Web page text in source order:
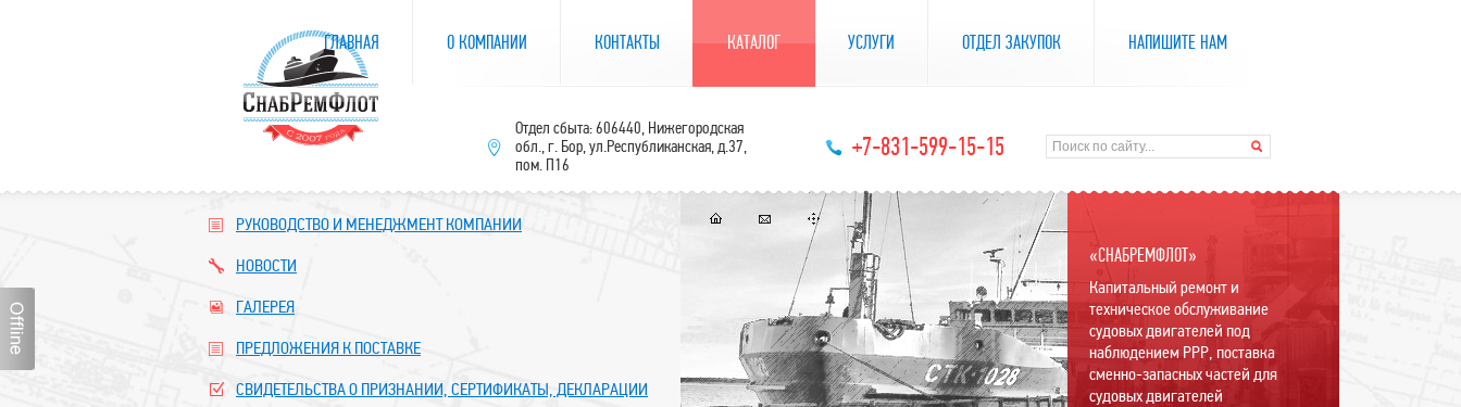
РУКОВОДСТВО И МЕНЕДЖМЕНТ КОМПАНИИ
НОВОСТИ
ГАЛЕРЕЯ
ПРЕДЛОЖЕНИЯ К ПОСТАВКЕ
СВИДЕТЕЛЬСТВА О ПРИЗНАНИИ, СЕРТИФИКАТЫ, ДЕКЛАРАЦИИ
«СНАБРЕМФЛОТ»
Капитальный ремонт и
техническое обслуживание
судовых двигателей под
наблюдением РРР, поставка
сменно-запасных частей для
судовых двигателей
ГЛАВНАЯ О КОМПАНИИ КОНТАКТЫ КАТАЛОГ УСЛУГИ ОТДЕЛ ЗАКУПОК НАПИШИТЕ НАМ
Отдел сбыта: 606440, Нижегородская
обл., г. Бор, ул.Республиканская, д.37,
пом. П16
+7-831-599-15-15